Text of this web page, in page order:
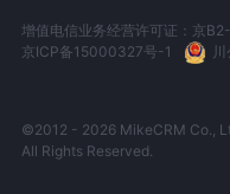
增值电信业务经营许可证：京
京ICP备15000327号-1
©2012 - 2026 MikeCRM Co.,
All Rights Reserved.